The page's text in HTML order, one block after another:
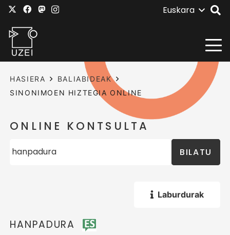
Euskara
HASIERA
BALIABIDEAK
SINONIMOEN HIZTEGIA ONLINE
ONLINE KONTSULTA
BILATU
Laburdurak
HANPADURA